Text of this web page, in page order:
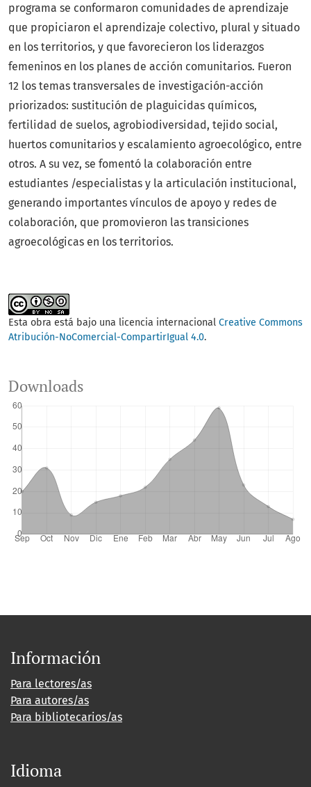
programa se conformaron comunidades de aprendizaje
que propiciaron el aprendizaje colectivo, plural y situado
en los territorios, y que favorecieron los liderazgos
femeninos en los planes de acción comunitarios. Fueron
12 los temas transversales de investigación-acción
priorizados: sustitución de plaguicidas químicos,
fertilidad de suelos, agrobiodiversidad, tejido social,
huertos comunitarios y escalamiento agroecológico, entre
otros. A su vez, se fomentó la colaboración entre
estudiantes /especialistas y la articulación institucional,
generando importantes vínculos de apoyo y redes de
colaboración, que promovieron las transiciones
agroecológicas en los territorios.
Esta obra está bajo una licencia internacional Creative Commons
Atribución-NoComercial-CompartirIgual 4.0.
Downloads
Información
Para lectores/as
Para autores/as
Para bibliotecarios/as
Idioma